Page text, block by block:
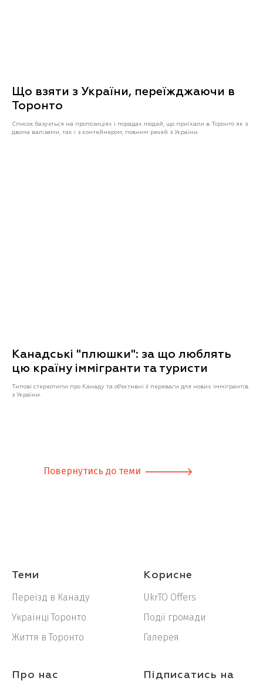
Що взяти з України, переїжджаючи в
Торонто
Список базується на пропозиціях і порадах людей, що приїхали в Торонто як з
двома валізами, так і з контейнером, повним речей з України.
Канадські "плюшки": за що люблять
цю країну іммігранти та туристи
Типові стереотипи про Канаду та об'єктивні її переваги для нових іммігрантів
з України.
Повернутись до теми
Теми
Переїзд в Канаду
Українці Торонто
Життя в Торонто
Корисне
UkrTO Offers
Події громади
Галерея
Про нас Підписатись на